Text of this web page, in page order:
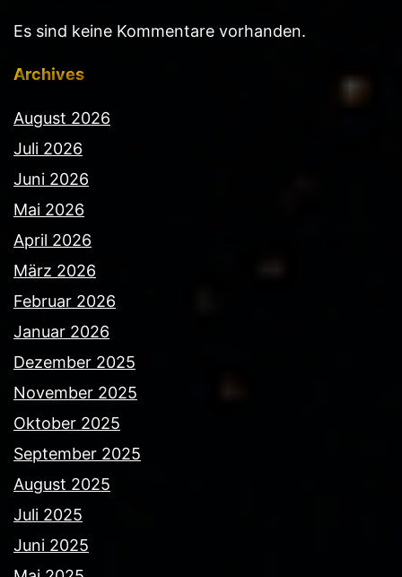
Es sind keine Kommentare vorhanden.
Archives
August 2026
Juli 2026
Juni 2026
Mai 2026
April 2026
März 2026
Februar 2026
Januar 2026
Dezember 2025
November 2025
Oktober 2025
September 2025
August 2025
Juli 2025
Juni 2025